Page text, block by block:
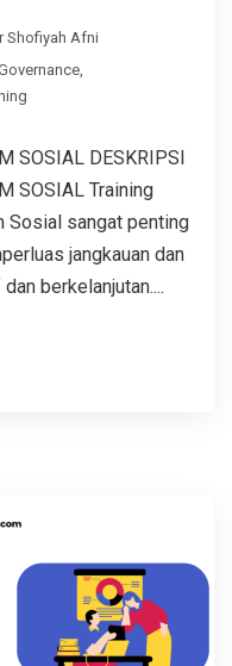
Shofiyah Afni
,
SOSIAL DESKRIPSI
SOSIAL Training
Sosial sangat penting
jangkauan dan
berkelanjutan....